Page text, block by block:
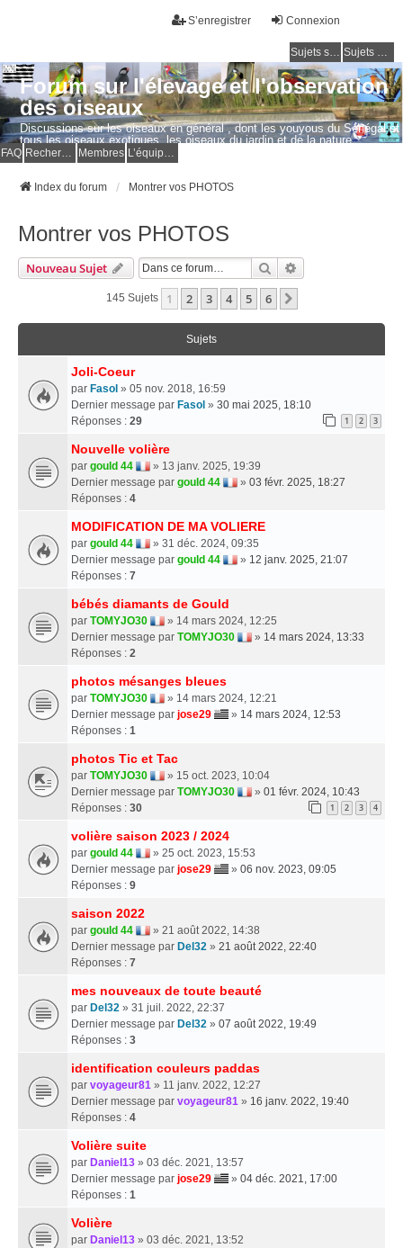
Connexion
S’enregistrer
Sujets sans réponse Sujets actifs
Forum sur l'élevage et l'observation
des oiseaux
Discussions sur les oiseaux en général , dont les youyous du Sénégal et
tous les oiseaux exotiques, les oiseaux du jardin et de la nature.
Questions, photos, expériences.
FAQ Membres
Index du forum Montrer vos PHOTOS
Montrer vos PHOTOS
Nouveau Sujet Rechercher
145 Sujets 1 2 3 4 5 6
Sujets
Joli-Coeur
par Fasol » 05 nov. 2018, 16:59
Dernier message par Fasol » 30 mai 2025, 18:10
Réponses : 29 1 2 3
Nouvelle volière
par gould 44
» 13 janv. 2025, 19:39
Dernier message par gould 44 » 03 févr. 2025, 18:27
Réponses : 4
MODIFICATION DE MA VOLIERE
par gould 44
» 31 déc. 2024, 09:35
Dernier message par gould 44 » 12 janv. 2025, 21:07
Réponses : 7
bébés diamants de Gould
par TOMYJO30
» 14 mars 2024, 12:25
Dernier message par TOMYJO30 » 14 mars 2024, 13:33
Réponses : 2
photos mésanges bleues
par TOMYJO30
» 14 mars 2024, 12:21
Dernier message par jose29 » 14 mars 2024, 12:53
Réponses : 1
photos Tic et Tac
par TOMYJO30
» 15 oct. 2023, 10:04
Dernier message par TOMYJO30 » 01 févr. 2024, 10:43
Réponses : 30 1 2 3 4
volière saison 2023 / 2024
par gould 44
» 25 oct. 2023, 15:53
Dernier message par jose29 » 06 nov. 2023, 09:05
Réponses : 9
saison 2022
par gould 44
» 21 août 2022, 14:38
Dernier message par Del32 » 21 août 2022, 22:40
Réponses : 7
mes nouveaux de toute beauté
par Del32 » 31 juil. 2022, 22:37
Dernier message par Del32 » 07 août 2022, 19:49
Réponses : 3
identification couleurs paddas
par voyageur81 » 11 janv. 2022, 12:27
Dernier message par voyageur81 » 16 janv. 2022, 19:40
Réponses : 4
Volière suite
par Daniel13 » 03 déc. 2021, 13:57
Dernier message par jose29 » 04 déc. 2021, 17:00
Réponses : 1
Volière
par Daniel13 » 03 déc. 2021, 13:52